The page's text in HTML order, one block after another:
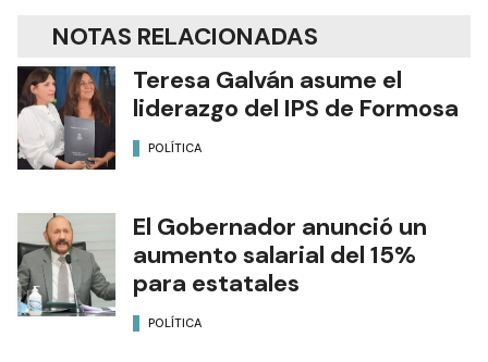
NOTAS RELACIONADAS
Teresa Galván asume el
liderazgo del IPS de Formosa
POLÍTICA
El Gobernador anunció un
aumento salarial del 15%
para estatales
POLÍTICA